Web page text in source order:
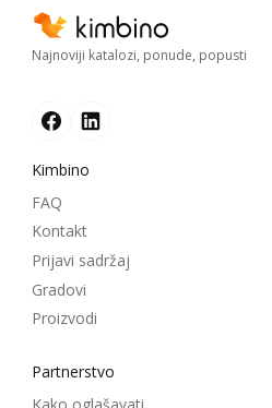
Najnoviji katalozi, ponude, popusti
Kimbino
FAQ
Kontakt
Prijavi sadržaj
Gradovi
Proizvodi
Partnerstvo